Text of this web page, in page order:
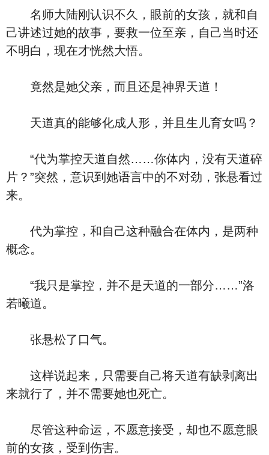
名师大陆刚认识不久，眼前的女孩，就和自
己讲述过她的故事，要救一位至亲，自己当时还
不明白，现在才恍然大悟。
竟然是她父亲，而且还是神界天道！
天道真的能够化成人形，并且生儿育女吗？
“代为掌控天道自然……你体内，没有天道碎
片？”突然，意识到她语言中的不对劲，张悬看过
来。
代为掌控，和自己这种融合在体内，是两种
概念。
“我只是掌控，并不是天道的一部分……”洛
若曦道。
张悬松了口气。
这样说起来，只需要自己将天道有缺剥离出
来就行了，并不需要她也死亡。
尽管这种命运，不愿意接受，却也不愿意眼
前的女孩，受到伤害。